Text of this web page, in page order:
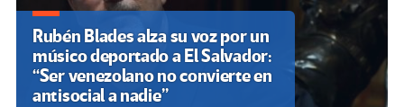
Rubén Blades alza su voz por un
músico deportado a El Salvador:
“Ser venezolano no convierte en
antisocial a nadie”